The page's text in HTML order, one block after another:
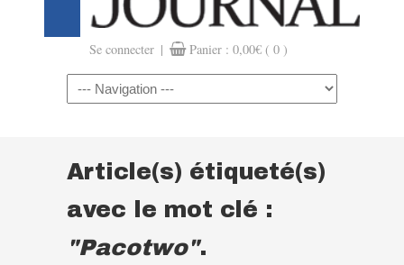
Se connecter | Panier : 0,00€ ( 0 )
Navigation
Article(s) étiqueté(s)
avec le mot clé :
"Pacotwo".